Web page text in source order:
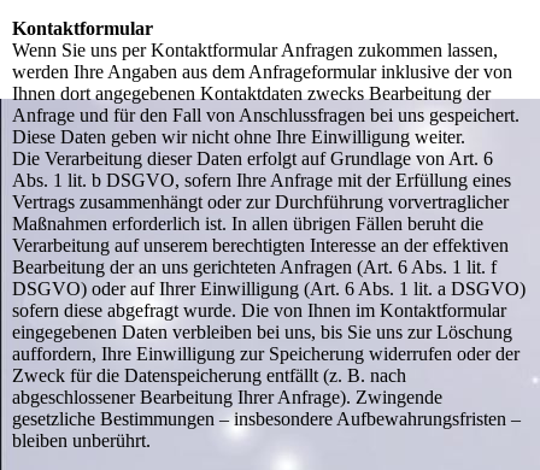
Kontaktformular
Wenn Sie uns per Kontaktformular Anfragen zukommen lassen,
werden Ihre Angaben aus dem Anfrageformular inklusive der von
Ihnen dort angegebenen Kontaktdaten zwecks Bearbeitung der
Anfrage und für den Fall von Anschlussfragen bei uns gespeichert.
Diese Daten geben wir nicht ohne Ihre Einwilligung weiter.
Die Verarbeitung dieser Daten erfolgt auf Grundlage von Art. 6
Abs. 1 lit. b DSGVO, sofern Ihre Anfrage mit der Erfüllung eines
Vertrags zusammenhängt oder zur Durchführung vorvertraglicher
Maßnahmen erforderlich ist. In allen übrigen Fällen beruht die
Verarbeitung auf unserem berechtigten Interesse an der effektiven
Bearbeitung der an uns gerichteten Anfragen (Art. 6 Abs. 1 lit. f
DSGVO) oder auf Ihrer Einwilligung (Art. 6 Abs. 1 lit. a DSGVO)
sofern diese abgefragt wurde. Die von Ihnen im Kontaktformular
eingegebenen Daten verbleiben bei uns, bis Sie uns zur Löschung
auffordern, Ihre Einwilligung zur Speicherung widerrufen oder der
Zweck für die Datenspeicherung entfällt (z. B. nach
abgeschlossener Bearbeitung Ihrer Anfrage). Zwingende
gesetzliche Bestimmungen – insbesondere Aufbewahrungsfristen –
bleiben unberührt.